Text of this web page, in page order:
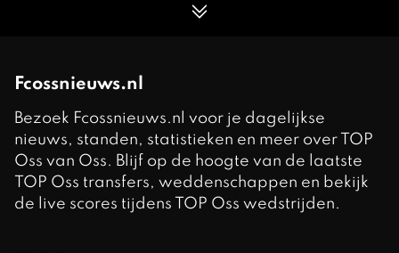
Fcossnieuws.nl
Bezoek Fcossnieuws.nl voor je dagelijkse
nieuws, standen, statistieken en meer over TOP
Oss van Oss. Blijf op de hoogte van de laatste
TOP Oss transfers, weddenschappen en bekijk
de live scores tijdens TOP Oss wedstrijden.